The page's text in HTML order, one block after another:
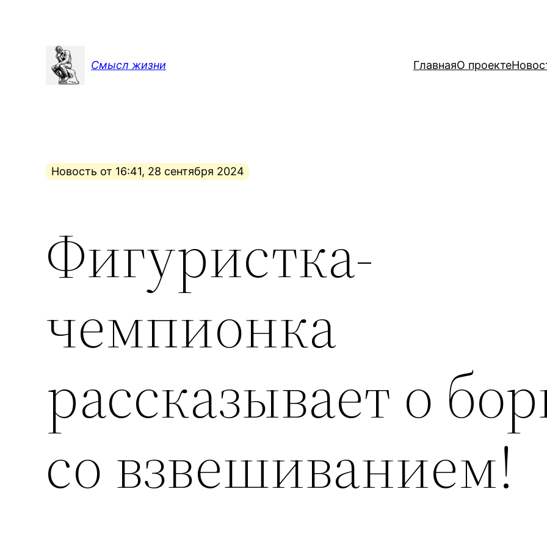
содержимому
Смысл жизни
ГлавнаяО проекте
Новость от 16:41, 28 сентября 2024
Фигуристка-
чемпионка
рассказывает о
со взвешиванием!